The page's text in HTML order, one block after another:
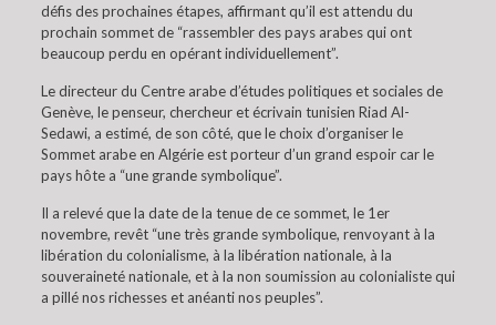
défis des prochaines étapes, affirmant qu’il est attendu du
prochain sommet de “rassembler des pays arabes qui ont
beaucoup perdu en opérant individuellement”.
Le directeur du Centre arabe d’études politiques et sociales de
Genève, le penseur, chercheur et écrivain tunisien Riad Al-
Sedawi, a estimé, de son côté, que le choix d’organiser le
Sommet arabe en Algérie est porteur d’un grand espoir car le
pays hôte a “une grande symbolique”.
Il a relevé que la date de la tenue de ce sommet, le 1er
novembre, revêt “une très grande symbolique, renvoyant à la
libération du colonialisme, à la libération nationale, à la
souveraineté nationale, et à la non soumission au colonialiste qui
a pillé nos richesses et anéanti nos peuples”.